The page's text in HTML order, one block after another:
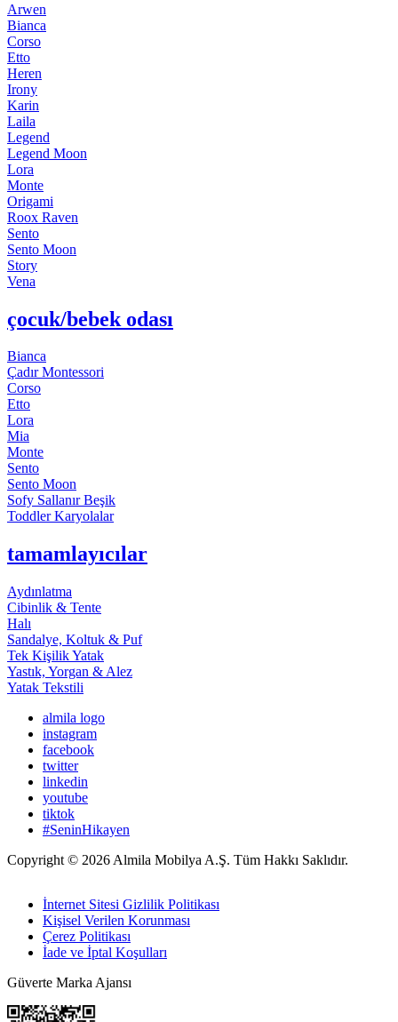
Arwen
Bianca
Corso
Etto
Heren
Irony
Karin
Laila
Legend
Legend Moon
Lora
Monte
Origami
Roox Raven
Sento
Sento Moon
Story
Vena
çocuk/bebek odası
Bianca
Çadır Montessori
Corso
Etto
Lora
Mia
Monte
Sento
Sento Moon
Sofy Sallanır Beşik
Toddler Karyolalar
tamamlayıcılar
Aydınlatma
Cibinlik & Tente
Halı
Sandalye, Koltuk & Puf
Tek Kişilik Yatak
Yastık, Yorgan & Alez
Yatak Tekstili
almila logo
instagram
facebook
twitter
linkedin
youtube
tiktok
#SeninHikayen
Copyright © 2026 Almila Mobilya A.Ş. Tüm Hakkı Saklıdır.
İnternet Sitesi Gizlilik Politikası
Kişisel Verilen Korunması
Çerez Politikası
İade ve İptal Koşulları
Güverte Marka Ajansı